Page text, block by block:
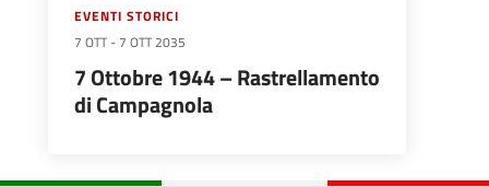
EVENTI STORICI
7 OTT - 7 OTT 2035
7 Ottobre 1944 – Rastrellamento
di Campagnola